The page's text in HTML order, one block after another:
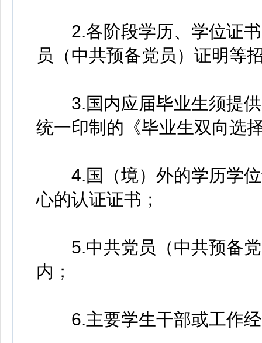
2.各阶段学历、学位证书
员（中共预备党员）证明等
3.国内应届毕业生须提供
统一印制的《毕业生双向选
4.国（境）外的学历学位
心的认证证书；
5.中共党员（中共预备党
内；
6.主要学生干部或工作经